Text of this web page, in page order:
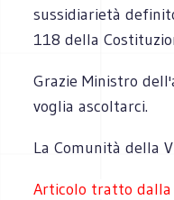
sussidiarietà
118 della
Grazie Ministro
voglia ascoltarci.
La Comunità della
Articolo tratto